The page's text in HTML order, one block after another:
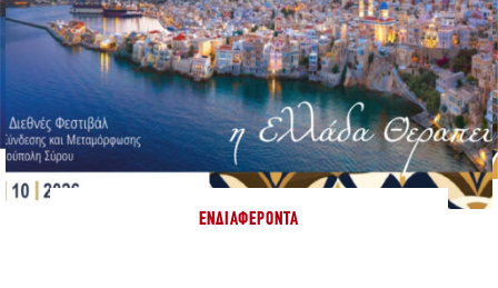
ΕΝΔΙΑΦΈΡΟΝΤΑ